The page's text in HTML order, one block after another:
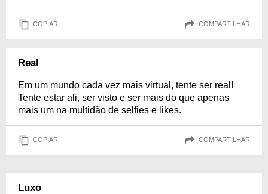
COPIAR COMPARTILHAR
Real
Em um mundo cada vez mais virtual, tente ser real!
Tente estar ali, ser visto e ser mais do que apenas
mais um na multidão de selfies e likes.
COPIAR COMPARTILHAR
Luxo